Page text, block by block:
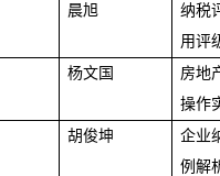
晨旭
纳税
用评
杨文国
房地
操作
胡俊坤
企业
例解